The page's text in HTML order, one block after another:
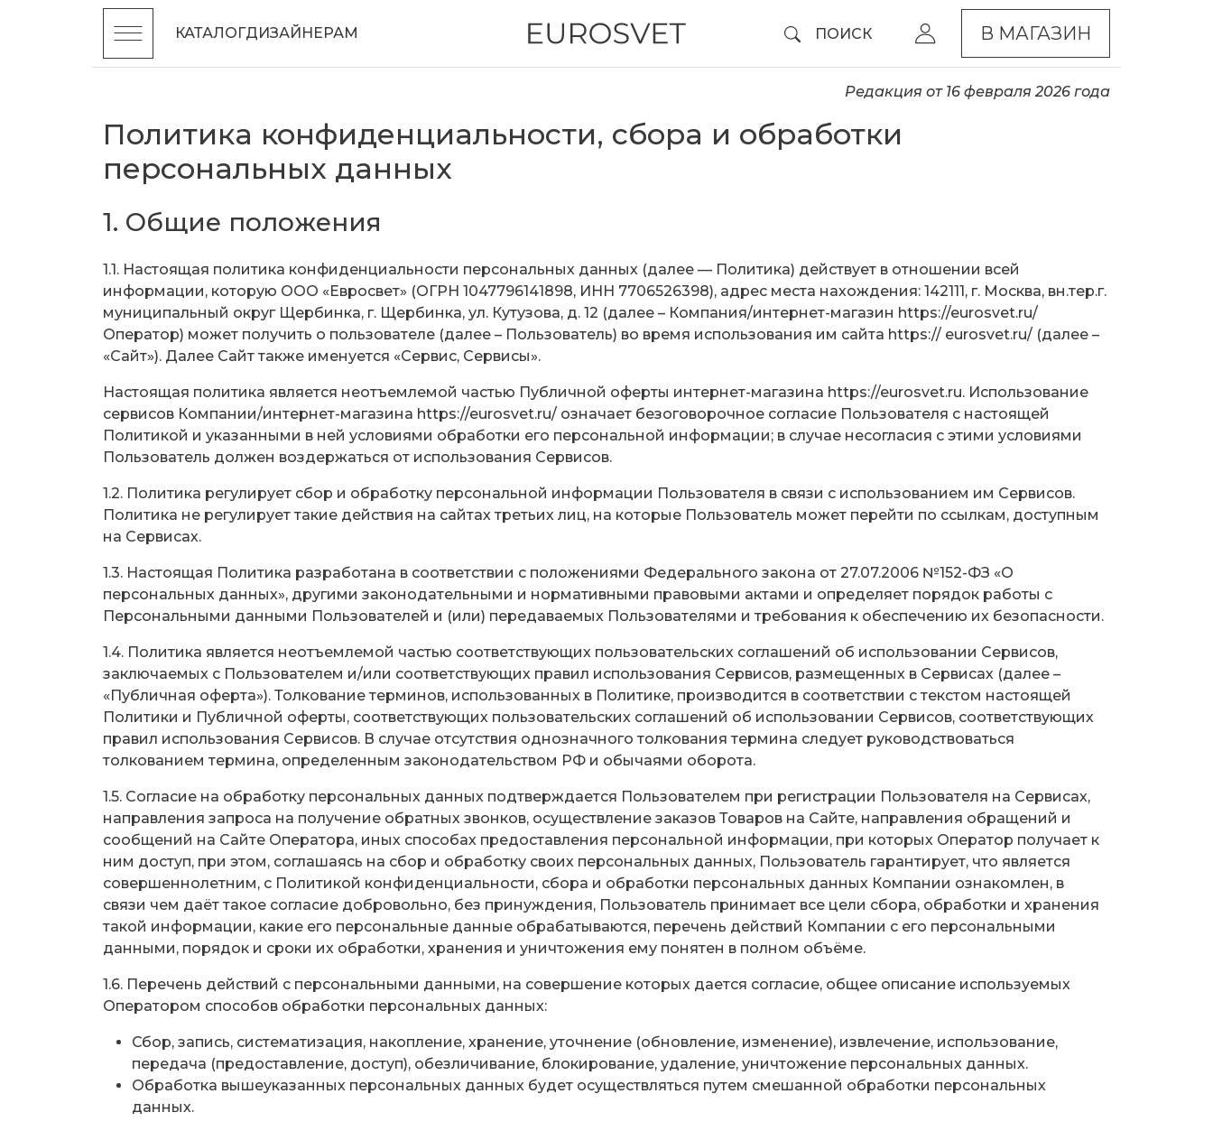
КАТАЛОГДИЗАЙНЕРАМ ПОИСК В МАГАЗИН
Редакция от 16 февраля 2026 года
Политика конфиденциальности, сбора и обработки
персональных данных
1. Общие положения
1.1. Настоящая политика конфиденциальности персональных данных (далее — Политика) действует в отношении всей
информации, которую ООО «Евросвет» (ОГРН 1047796141898, ИНН 7706526398), адрес места нахождения: 142111, г. Москва, вн.тер.г.
муниципальный округ Щербинка, г. Щербинка, ул. Кутузова, д. 12 (далее – Компания/интернет-магазин https://eurosvet.ru/
Оператор) может получить о пользователе (далее – Пользователь) во время использования им сайта https:// eurosvet.ru/ (далее –
«Сайт»). Далее Сайт также именуется «Сервис, Сервисы».
Настоящая политика является неотъемлемой частью Публичной оферты интернет-магазина https://eurosvet.ru. Использование
сервисов Компании/интернет-магазина https://eurosvet.ru/ означает безоговорочное согласие Пользователя с настоящей
Политикой и указанными в ней условиями обработки его персональной информации; в случае несогласия с этими условиями
Пользователь должен воздержаться от использования Сервисов.
1.2. Политика регулирует сбор и обработку персональной информации Пользователя в связи с использованием им Сервисов.
Политика не регулирует такие действия на сайтах третьих лиц, на которые Пользователь может перейти по ссылкам, доступным
на Сервисах.
1.3. Настоящая Политика разработана в соответствии с положениями Федерального закона от 27.07.2006 №152-ФЗ «О
персональных данных», другими законодательными и нормативными правовыми актами и определяет порядок работы с
Персональными данными Пользователей и (или) передаваемых Пользователями и требования к обеспечению их безопасности.
1.4. Политика является неотъемлемой частью соответствующих пользовательских соглашений об использовании Сервисов,
заключаемых с Пользователем и/или соответствующих правил использования Сервисов, размещенных в Сервисах (далее –
«Публичная оферта»). Толкование терминов, использованных в Политике, производится в соответствии с текстом настоящей
Политики и Публичной оферты, соответствующих пользовательских соглашений об использовании Сервисов, соответствующих
правил использования Сервисов. В случае отсутствия однозначного толкования термина следует руководствоваться
толкованием термина, определенным законодательством РФ и обычаями оборота.
1.5. Согласие на обработку персональных данных подтверждается Пользователем при регистрации Пользователя на Сервисах,
направления запроса на получение обратных звонков, осуществление заказов Товаров на Сайте, направления обращений и
сообщений на Сайте Оператора, иных способах предоставления персональной информации, при которых Оператор получает к
ним доступ, при этом, соглашаясь на сбор и обработку своих персональных данных, Пользователь гарантирует, что является
совершеннолетним, с Политикой конфиденциальности, сбора и обработки персональных данных Компании ознакомлен, в
связи чем даёт такое согласие добровольно, без принуждения, Пользователь принимает все цели сбора, обработки и хранения
такой информации, какие его персональные данные обрабатываются, перечень действий Компании с его персональными
данными, порядок и сроки их обработки, хранения и уничтожения ему понятен в полном объёме.
1.6. Перечень действий с персональными данными, на совершение которых дается согласие, общее описание используемых
Оператором способов обработки персональных данных:
Сбор, запись, систематизация, накопление, хранение, уточнение (обновление, изменение), извлечение, использование,
передача (предоставление, доступ), обезличивание, блокирование, удаление, уничтожение персональных данных.
Обработка вышеуказанных персональных данных будет осуществляться путем смешанной обработки персональных
данных.